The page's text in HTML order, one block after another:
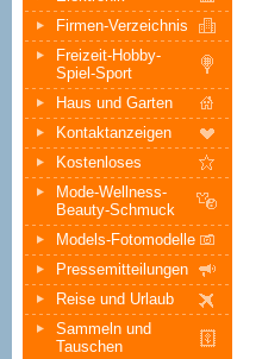
Firmen-Verzeichnis
Freizeit-Hobby-
Spiel-Sport
Haus und Garten
Kontaktanzeigen
Kostenloses
Mode-Wellness-
Beauty-Schmuck
Models-Fotomodelle
Pressemitteilungen
Reise und Urlaub
Sammeln und
Tauschen